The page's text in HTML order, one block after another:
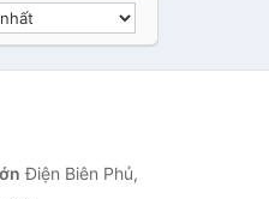
Điện Biên Phủ,